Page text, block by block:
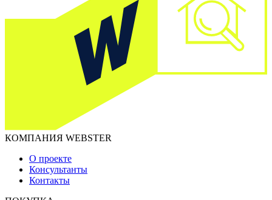
КОМПАНИЯ WEBSTER
О проекте
Консультанты
Контакты